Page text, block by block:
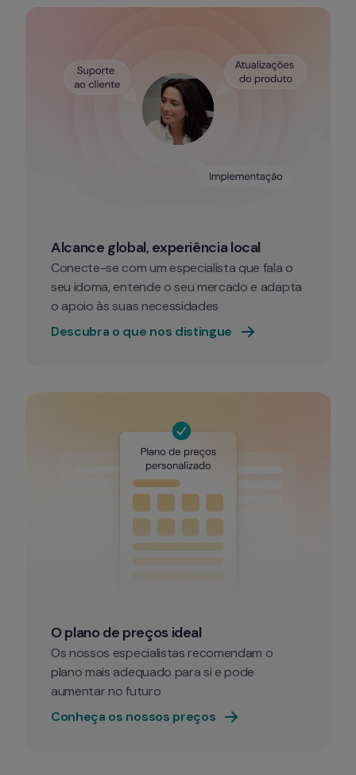
Alcance global, experiência local
Conecte-se com um especialista que fala o
seu idoma, entende o seu mercado e adapta
o apoio às suas necessidades
Descubra o que nos distingue
O plano de preços ideal
Os nossos especialistas recomendam o
plano mais adequado para si e pode
aumentar no futuro
Conheça os nossos preços